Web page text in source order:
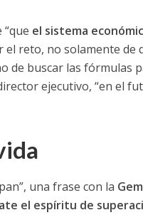
el sistema
el reto, no solamente de
de buscar las fórmulas
ejecutivo, “en el
una frase con la
el espíritu de